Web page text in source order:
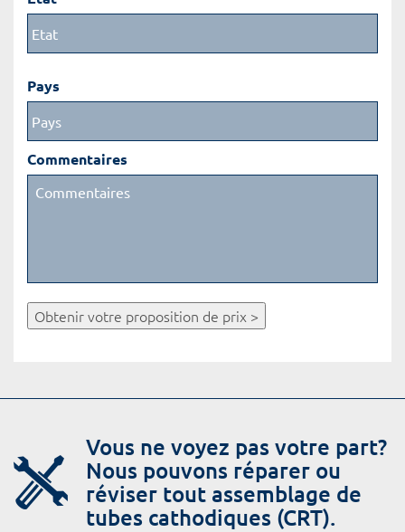
Pays
Commentaires
Obtenir votre proposition de prix >
Vous ne voyez pas votre part?
Nous pouvons réparer ou
réviser tout assemblage de
tubes cathodiques (CRT).